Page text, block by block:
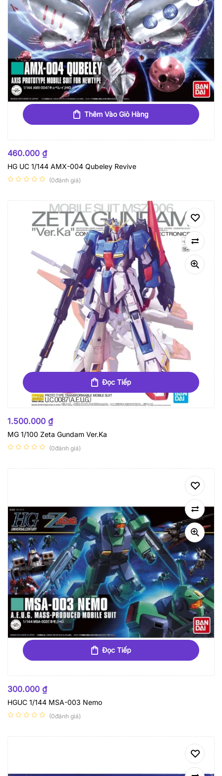
Thêm Vào Giỏ Hàng
460.000 ₫
HG UC 1/144 AMX-004 Qubeley Revive
(0đánh giá)
Đọc Tiếp
1.500.000 ₫
MG 1/100 Zeta Gundam Ver.Ka
(0đánh giá)
Đọc Tiếp
300.000 ₫
HGUC 1/144 MSA-003 Nemo
(0đánh giá)